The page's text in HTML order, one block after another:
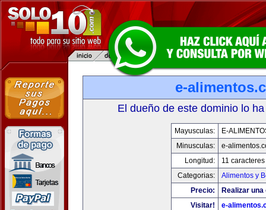
e-
El dueño de este dominio lo
Mayusculas:
E-
Minusculas:
e-
Longitud:
11 caracteres
Categorias:
Alimentos y
Precio:
Realizar
Visitar!
e-